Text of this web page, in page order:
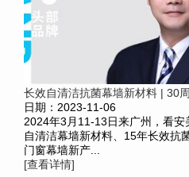
长效自清洁抗菌幕墙新材料 | 30
日期：2023-11-06
2024年3月11-13日来广州，看
自清洁幕墙新材料、15年长效抗
门窗幕墙新产...
[查看详情]